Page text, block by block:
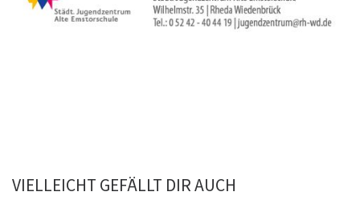
VIELLEICHT GEFÄLLT DIR AUCH